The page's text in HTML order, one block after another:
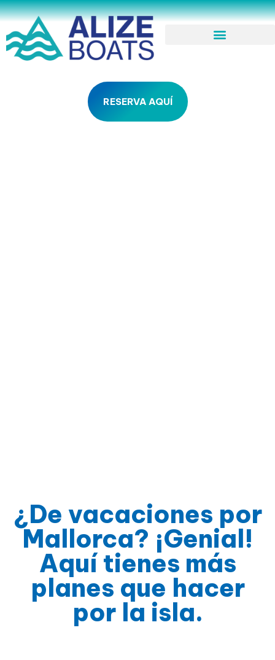
RESERVA AQUÍ
¿De vacaciones por
Mallorca? ¡Genial!
Aquí tienes más
planes que hacer
por la isla.